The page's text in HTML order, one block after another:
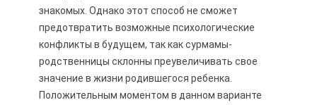
знакомых. Однако этот способ не сможет
предотвратить возможные психологические
конфликты в будущем, так как сурмамы-
родственницы склонны преувеличивать свое
значение в жизни родившегося ребенка.
Положительным моментом в данном варианте